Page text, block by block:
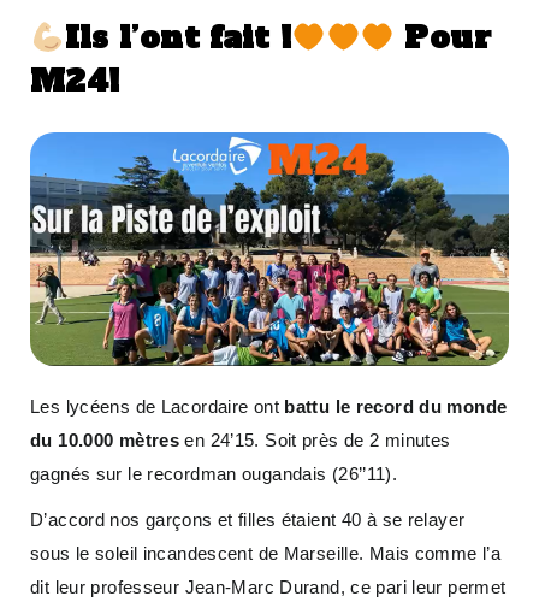
Ils l’ont fait !
Pour
M24!
Les lycéens de Lacordaire ont battu le record du monde
du 10.000 mètres en 24’15. Soit près de 2 minutes
gagnés sur le recordman ougandais (26’’11).
D’accord nos garçons et filles étaient 40 à se relayer
sous le soleil incandescent de Marseille. Mais comme l’a
dit leur professeur Jean-Marc Durand, ce pari leur permet